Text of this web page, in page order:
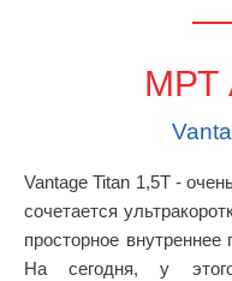
МРТ
Vantage Titan 1,5Т -
сочетается
просторное
На сегодня, у